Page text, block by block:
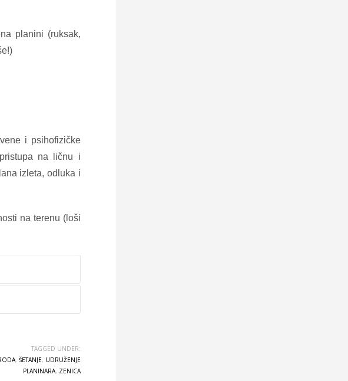
planini (ruksak,
i psihofizičke
na ličnu i
izleta, odluka i
na terenu (loši
TAGGED UNDER:
, ŠETANJE, UDRUŽENJE
PLANINARA, ZENICA